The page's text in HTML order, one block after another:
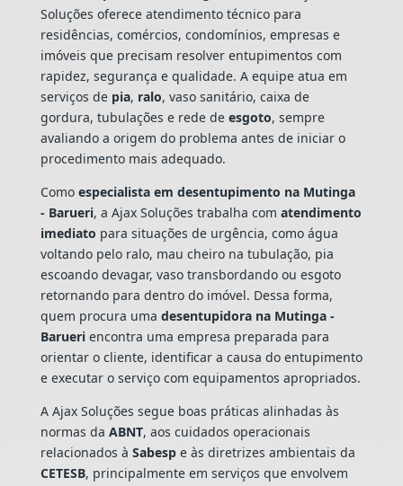
Soluções oferece atendimento técnico para
residências, comércios, condomínios, empresas e
imóveis que precisam resolver entupimentos com
rapidez, segurança e qualidade. A equipe atua em
serviços de pia, ralo, vaso sanitário, caixa de
gordura, tubulações e rede de esgoto, sempre
avaliando a origem do problema antes de iniciar o
procedimento mais adequado.
Como especialista em desentupimento na Mutinga
- Barueri, a Ajax Soluções trabalha com atendimento
imediato para situações de urgência, como água
voltando pelo ralo, mau cheiro na tubulação, pia
escoando devagar, vaso transbordando ou esgoto
retornando para dentro do imóvel. Dessa forma,
quem procura uma desentupidora na Mutinga -
Barueriencontra uma empresa preparada para
orientar o cliente, identificar a causa do entupimento
e executar o serviço com equipamentos apropriados.
A Ajax Soluções segue boas práticas alinhadas às
normas da ABNT, aos cuidados operacionais
relacionados à Sabespe às diretrizes ambientais da
CETESB, principalmente em serviços que envolvem